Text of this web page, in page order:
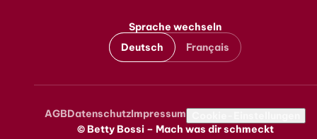
Sprache wechseln
Deutsch
Français
Metanavigation
AGBDatenschutzImpressum
© Betty Bossi – Mach was dir schmeckt